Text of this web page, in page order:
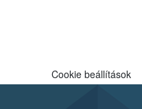
Cookie beállítások